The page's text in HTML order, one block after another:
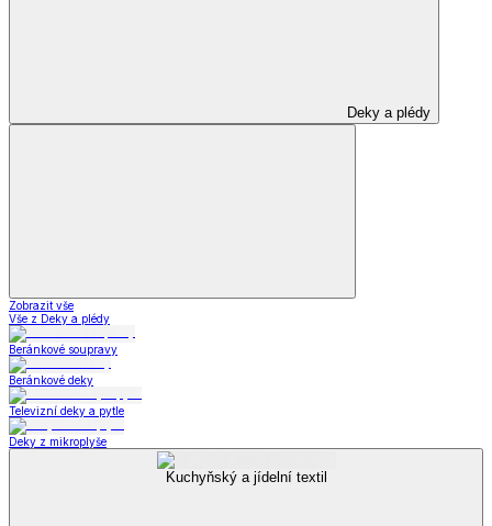
Deky a plédy
Zobrazit vše
Vše z Deky a plédy
Beránkové soupravy
Beránkové deky
Televizní deky a pytle
Deky z mikroplyše
Kuchyňský a jídelní textil